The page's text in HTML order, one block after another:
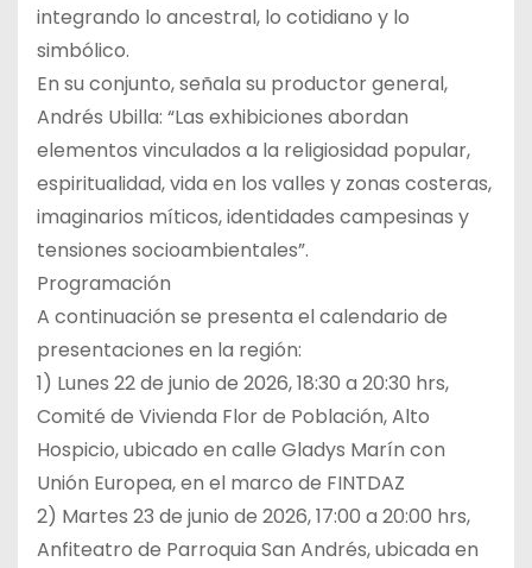
integrando lo ancestral, lo cotidiano y lo
simbólico.
En su conjunto, señala su productor general,
Andrés Ubilla: “Las exhibiciones abordan
elementos vinculados a la religiosidad popular,
espiritualidad, vida en los valles y zonas costeras,
imaginarios míticos, identidades campesinas y
tensiones socioambientales”.
Programación
A continuación se presenta el calendario de
presentaciones en la región:
1) Lunes 22 de junio de 2026, 18:30 a 20:30 hrs,
Comité de Vivienda Flor de Población, Alto
Hospicio, ubicado en calle Gladys Marín con
Unión Europea, en el marco de FINTDAZ
2) Martes 23 de junio de 2026, 17:00 a 20:00 hrs,
Anfiteatro de Parroquia San Andrés, ubicada en